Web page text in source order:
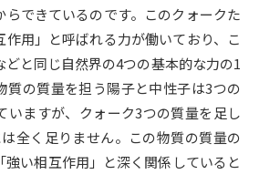
研究 大学検索
徴を調べる
集
国際・グローバルに強い大学特
らできているのです。このクォークた
作用」と呼ばれる力が働いており、こ
と同じ自然界の4つの基本的な力の1
質の質量を担う陽子と中性子は3つの
いますが、クォーク3つの質量を足し
全く足りません。この物質の質量の
い相互作用」と深く関係していると